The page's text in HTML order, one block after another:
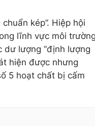
kép”. Hiệp hội
lĩnh vực môi
dư lượng “định lượng
hiện được nhưng
5 hoạt chất bị cấm